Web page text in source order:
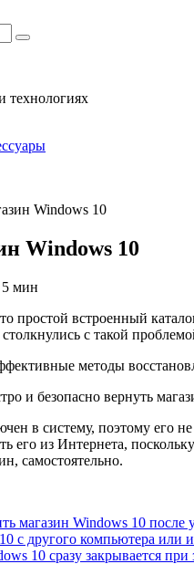
технологиях
Windows 10
Windows 10
5 мин
встроенный
с такой
методы
и безопасно вернуть
в систему, поэтому его
его из Интернета,
самостоятельно.
магазин Windows 10 после
с другого компьютера
10 сразу закрывается при